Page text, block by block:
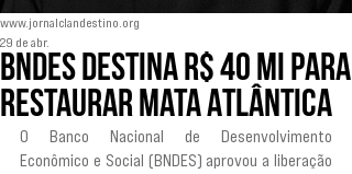
BNDES destina R$ 40 mi para
restaurar Mata Atlântica
www.jornalclandestino.org
29 de abr.
O Banco Nacional de Desenvolvimento
Econômico e Social (BNDES) aprovou a liberação